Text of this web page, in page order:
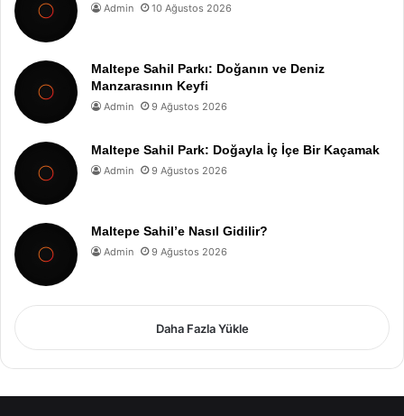
Admin 10 Ağustos 2026
Maltepe Sahil Parkı: Doğanın ve Deniz
Manzarasının Keyfi
Admin 9 Ağustos 2026
Maltepe Sahil Park: Doğayla İç İçe Bir Kaçamak
Admin 9 Ağustos 2026
Maltepe Sahil’e Nasıl Gidilir?
Admin 9 Ağustos 2026
Daha Fazla Yükle